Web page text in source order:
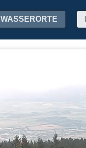
WASSERORTE